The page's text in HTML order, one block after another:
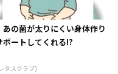
あの菌が太りにくい身体作り
ポートしてくれる!?
タスクラブ)